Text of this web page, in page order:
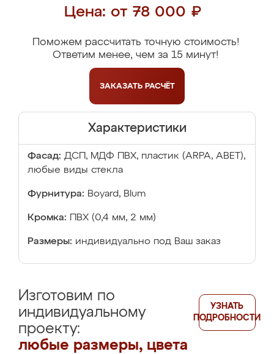
Цена: от 78 000 ₽
Поможем рассчитать точную стоимость!
Ответим менее, чем за 15 минут!
ЗАКАЗАТЬ РАСЧЁТ
Характеристики
Фасад: ДСП, МДФ ПВХ, пластик (ARPA, ABET),
любые виды стекла
Фурнитура: Boyard, Blum
Кромка: ПВХ (0,4 мм, 2 мм)
Размеры: индивидуально под Ваш заказ
Изготовим по
индивидуальному
проекту:
любые размеры, цвета
УЗНАТЬ
ПОДРОБНОСТИ